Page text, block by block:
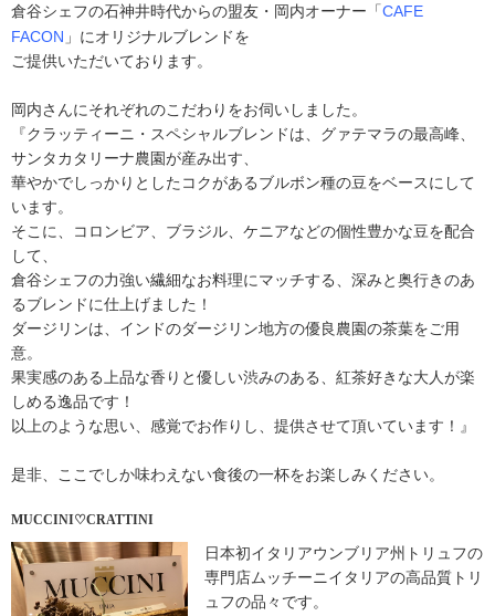
倉谷シェフの石神井時代からの盟友・岡内オーナー「CAFE
FACON 」にオリジナルブレンドを
ご提供いただいております。
岡内さんにそれぞれのこだわりをお伺いしました。
『クラッティーニ・スペシャルブレンドは、グァテマラの最高峰、
サンタカタリーナ農園が産み出す、
華やかでしっかりとしたコクがあるブルボン種の豆をベースにして
います。
そこに、コロンビア、ブラジル、ケニアなどの個性豊かな豆を配合
して、
倉谷シェフの力強い繊細なお料理にマッチする、深みと奥行きのあ
るブレンドに仕上げました！
ダージリンは、インドのダージリン地方の優良農園の茶葉をご用
意。
果実感のある上品な香りと優しい渋みのある、紅茶好きな大人が楽
しめる逸品です！
以上のような思い、感覚でお作りし、提供させて頂いています！』
是非、ここでしか味わえない食後の一杯をお楽しみください。
MUCCINI♡CRATTINI
日本初イタリアウンブリア州トリュフの
専門店ムッチーニイタリアの高品質トリ
ュフの品々です。